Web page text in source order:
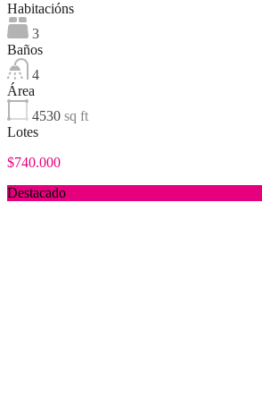
Habitacións
3
Baños
4
Área
4530 sq ft
Lotes
$740.000
Destacado